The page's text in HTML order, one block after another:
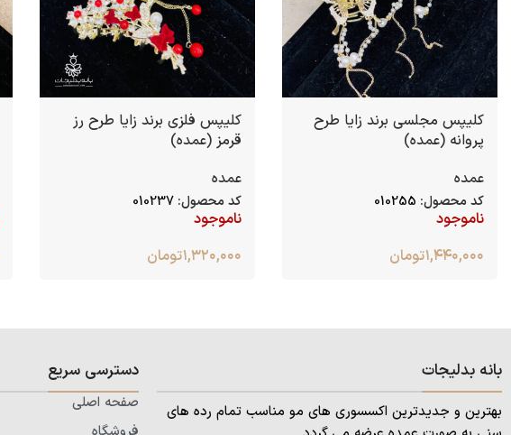
کلیپس مجلسی برند زایا طرح
پروانه (عمده)
عمده
کد محصول: 010255
ناموجود
۱,۴۴۰,۰۰۰تومان
کلیپس فلزی برند زایا طرح رز
قرمز (عمده)
عمده
کد محصول: 010237
ناموجود
۱,۳۲۰,۰۰۰تومان
بانه بدلیجات
بهترین و جدیدترین اکسسوری های مو مناسب تمام رده های
دسترسی سریع
صفحه اصلی